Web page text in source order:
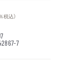
税込）
7